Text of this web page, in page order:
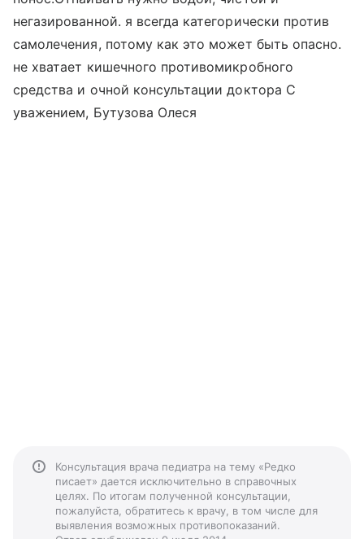
негазированной. я всегда категорически против
самолечения, потому как это может быть опасно.
не хватает кишечного противомикробного
средства и очной консультации доктора С
уважением, Бутузова Олеся
Консультация врача педиатра на тему «Редко
писает» дается исключительно в справочных
целях. По итогам полученной консультации,
пожалуйста, обратитесь к врачу, в том числе для
выявления возможных противопоказаний.